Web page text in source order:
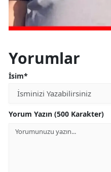
Yorumlar
İsim*
Yorum Yazın (500 Karakter)